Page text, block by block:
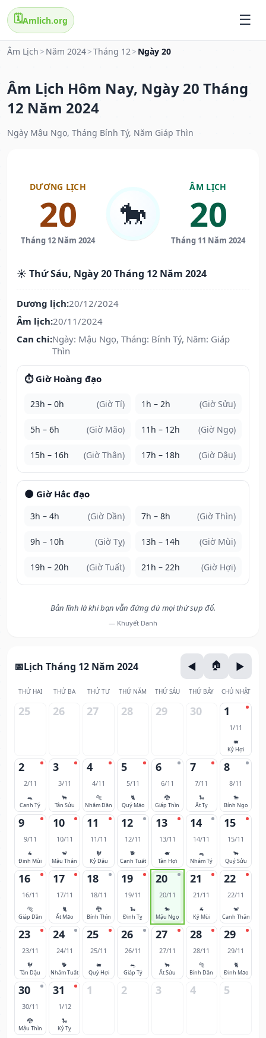
🗓️Amlich.org
Âm Lịch > Năm 2024>Tháng 12> Ngày 20
Âm Lịch Hôm Nay, Ngày 20 Tháng
12 Năm 2024
Ngày Mậu Ngọ, Tháng Bính Tý, Năm Giáp Thìn
DƯƠNG LỊCH
20
Tháng 12 Năm 2024
🐎
ÂM LỊCH
20
Tháng 11 Năm 2024
☀️ Thứ Sáu, Ngày 20 Tháng 12 Năm 2024
Dương lịch:20/12/2024
Âm lịch:20/11/2024
Can chi:Ngày: Mậu Ngọ, Tháng: Bính Tý, Năm: Giáp
Thìn
⏱️ Giờ Hoàng đạo
23h – 0h (Giờ Tí) 1h – 2h (Giờ Sửu)
5h – 6h (Giờ Mão) 11h – 12h (Giờ Ngọ)
15h – 16h (Giờ Thân) 17h – 18h (Giờ Dậu)
🌑 Giờ Hắc đạo
3h – 4h (Giờ Dần) 7h – 8h (Giờ Thìn)
9h – 10h (Giờ Tỵ) 13h – 14h (Giờ Mùi)
19h – 20h (Giờ Tuất) 21h – 22h (Giờ Hợi)
Bản lĩnh là khi bạn vẫn đứng dù mọi thứ sụp đổ.
— Khuyết Danh
Lịch Tháng 12 Năm 2024
THỨ HAI THỨ BA THỨ TƯ THỨ NĂM THỨ SÁU THỨ BẢY CHỦ NHẬT
25 26 27 28 29 30 1
1/11
🐖
Kỷ Hợi
2
2/11
🐀
Canh Tý
3
3/11
🐂
Tân Sửu
4
4/11
🐅
Nhâm Dần
5
5/11
🐈
Quý Mão
6
6/11
🐉
Giáp Thìn
7
7/11
🐍
Ất Tỵ
8
8/11
🐎
Bính Ngọ
9
9/11
🐐
Đinh Mùi
10
10/11
🐒
Mậu Thân
11
11/11
🐓
Kỷ Dậu
12
12/11
🐕
Canh Tuất
13
13/11
🐖
Tân Hợi
14
14/11
🐀
Nhâm Tý
15
15/11
🐂
Quý Sửu
16
16/11
🐅
Giáp Dần
17
17/11
🐈
Ất Mão
18
18/11
🐉
Bính Thìn
19
19/11
🐍
Đinh Tỵ
20
20/11
🐎
Mậu Ngọ
21
21/11
🐐
Kỷ Mùi
22
22/11
🐒
Canh Thân
23
23/11
🐓
Tân Dậu
24
24/11
🐕
Nhâm Tuất
25
25/11
🐖
Quý Hợi
26
26/11
🐀
Giáp Tý
27
27/11
🐂
Ất Sửu
28
28/11
🐅
Bính Dần
29
29/11
🐈
Đinh Mão
30
30/11
🐉
Mậu Thìn
31
1/12
🐍
Kỷ Tỵ
1 2 3 4 5